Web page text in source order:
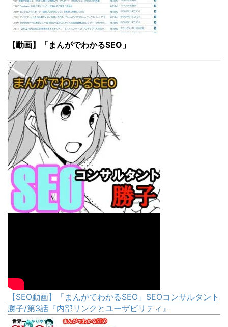
【動画】「まんがでわかるSEO」
【SEO動画】「まんがでわかるSEO」SEOコンサルタント
勝子/第3話『内部リンクとユーザビリティ』